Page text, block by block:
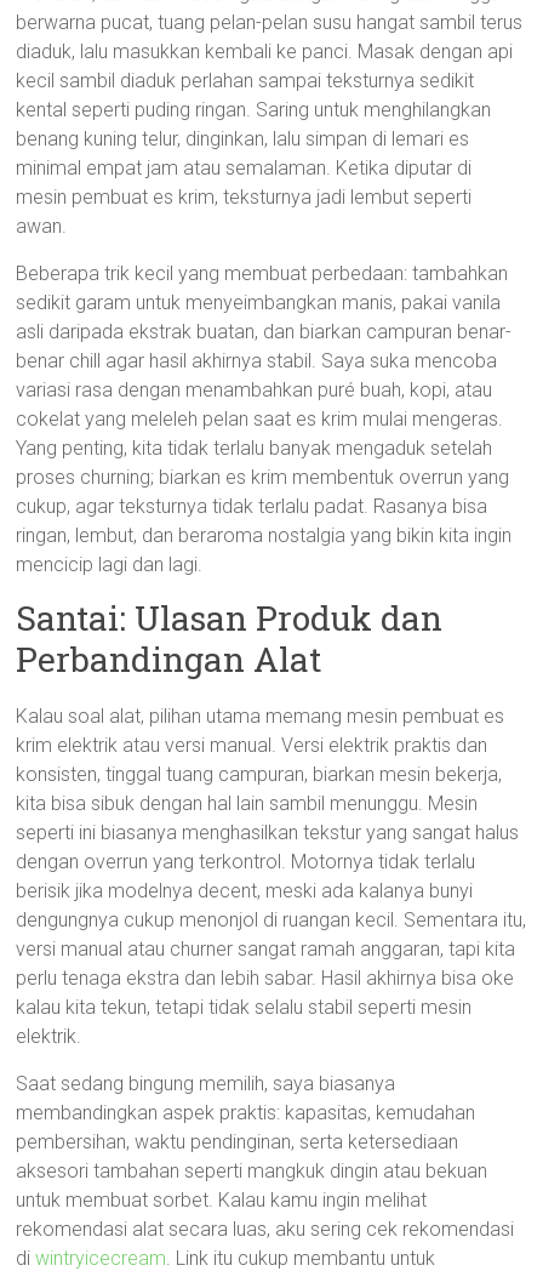
berwarna pucat, tuang pelan-pelan susu hangat sambil terus
diaduk, lalu masukkan kembali ke panci. Masak dengan api
kecil sambil diaduk perlahan sampai teksturnya sedikit
kental seperti puding ringan. Saring untuk menghilangkan
benang kuning telur, dinginkan, lalu simpan di lemari es
minimal empat jam atau semalaman. Ketika diputar di
mesin pembuat es krim, teksturnya jadi lembut seperti
awan.
Beberapa trik kecil yang membuat perbedaan: tambahkan
sedikit garam untuk menyeimbangkan manis, pakai vanila
asli daripada ekstrak buatan, dan biarkan campuran benar-
benar chill agar hasil akhirnya stabil. Saya suka mencoba
variasi rasa dengan menambahkan puré buah, kopi, atau
cokelat yang meleleh pelan saat es krim mulai mengeras.
Yang penting, kita tidak terlalu banyak mengaduk setelah
proses churning; biarkan es krim membentuk overrun yang
cukup, agar teksturnya tidak terlalu padat. Rasanya bisa
ringan, lembut, dan beraroma nostalgia yang bikin kita ingin
mencicip lagi dan lagi.
Santai: Ulasan Produk dan
Perbandingan Alat
Kalau soal alat, pilihan utama memang mesin pembuat es
krim elektrik atau versi manual. Versi elektrik praktis dan
konsisten, tinggal tuang campuran, biarkan mesin bekerja,
kita bisa sibuk dengan hal lain sambil menunggu. Mesin
seperti ini biasanya menghasilkan tekstur yang sangat halus
dengan overrun yang terkontrol. Motornya tidak terlalu
berisik jika modelnya decent, meski ada kalanya bunyi
dengungnya cukup menonjol di ruangan kecil. Sementara itu,
versi manual atau churner sangat ramah anggaran, tapi kita
perlu tenaga ekstra dan lebih sabar. Hasil akhirnya bisa oke
kalau kita tekun, tetapi tidak selalu stabil seperti mesin
elektrik.
Saat sedang bingung memilih, saya biasanya
membandingkan aspek praktis: kapasitas, kemudahan
pembersihan, waktu pendinginan, serta ketersediaan
aksesori tambahan seperti mangkuk dingin atau bekuan
untuk membuat sorbet. Kalau kamu ingin melihat
rekomendasi alat secara luas, aku sering cek rekomendasi
diwintryicecream. Link itu cukup membantu untuk